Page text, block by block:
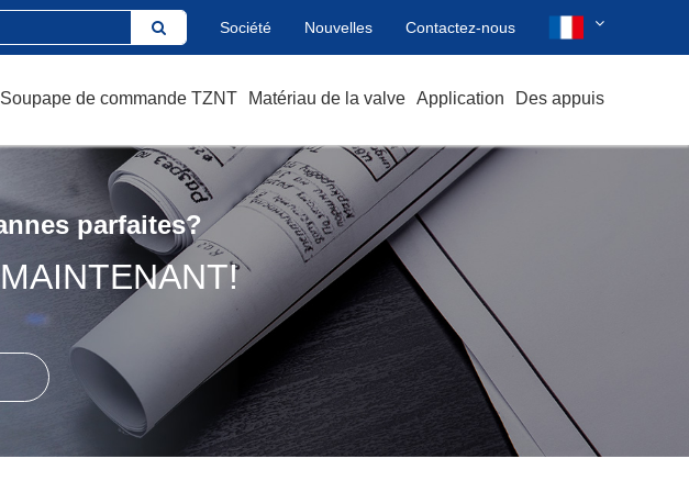
Société Nouvelles Contactez-nous
Soupape de commande TZNT Matériau de la valve Application Des appuis
parfaites?